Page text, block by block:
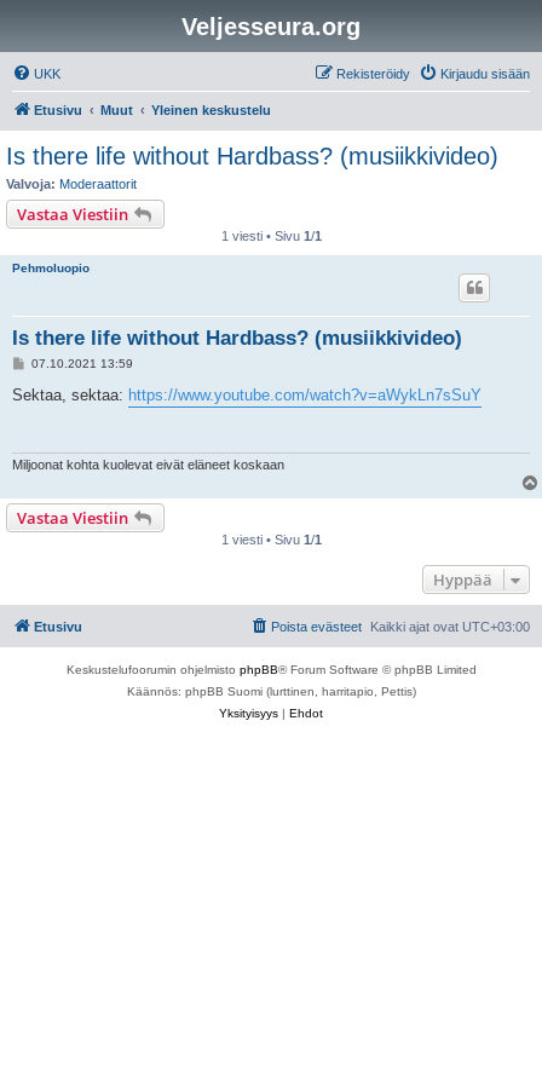
Veljesseura.org
UKK Kirjaudu sisään
Rekisteröidy
Etusivu Muut Yleinen keskustelu
Is there life without Hardbass? (musiikkivideo)
Valvoja: Moderaattorit
Vastaa Viestiin
1 viesti • Sivu 1/1
Pehmoluopio
Is there life without Hardbass? (musiikkivideo)
V
e
07.10.2021 13:59
Sektaa, sektaa: https://www.youtube.com/watch?v=aWykLn7sSuY
Miljoonat kohta kuolevat eivät eläneet koskaan
Vastaa Viestiin
1 viesti • Sivu 1 /1
Hyppää
Etusivu Kaikki ajat ovat UTC+03:00
Poista evästeet
Keskustelufoorumin ohjelmisto phpBB® Forum Software © phpBB Limited
Käännös: phpBB Suomi (lurttinen, harritapio, Pettis)
Yksityisyys | Ehdot